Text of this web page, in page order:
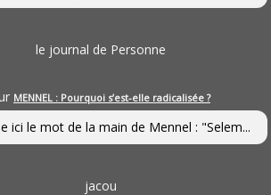
le journal de Personne
MENNEL : Pourquoi s’est-elle radicalisée ?
ici le mot de la main de Mennel : "Selem...
jacou